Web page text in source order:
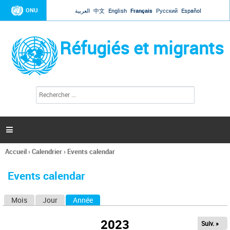
Jump to navigation
ONU العربية 中文 English Français Русский Español
Réfugiés et migrants
l
c
h
e

Vous
ici
Accueil›Calendrier› Events calendar
Events calendar
Mois Jour Année
2023 Suiv. »